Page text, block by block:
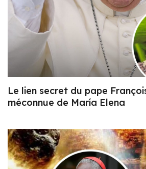
Le lien secret du pape
méconnue de María Elena